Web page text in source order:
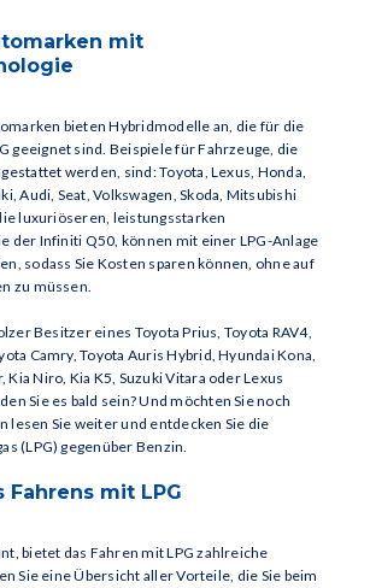
mit
bieten Hybridmodelle an, die für die
geeignet sind. Beispiele für Fahrzeuge, die
werden, sind: Toyota, Lexus, Honda,
Audi, Seat, Volkswagen, Skoda, Mitsubishi
luxuriöseren, leistungsstarken
der Infiniti Q50, können mit einer LPG-Anlage
sodass Sie Kosten sparen können, ohne auf
zu müssen.
Besitzer eines Toyota Prius, Toyota RAV4,
Camry, Toyota Auris Hybrid, Hyundai Kona,
Kia Niro, Kia K5, Suzuki Vitara oder Lexus
Sie es bald sein? Und möchten Sie noch
lesen Sie weiter und entdecken Sie die
(LPG) gegenüber Benzin.
mit LPG
bietet das Fahren mit LPG zahlreiche
Sie eine Übersicht aller Vorteile, die Sie beim